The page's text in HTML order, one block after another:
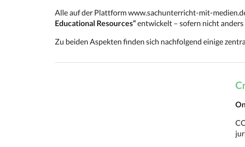
Alle auf der Plattform www.sachunterricht-mit-
Educational Resources“entwickelt – sofern nicht
Zu beiden Aspekten finden sich nachfolgend einige